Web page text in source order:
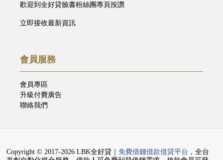
歡迎到全好貸臉書粉絲團專頁按讚
立即接收最新資訊
會員服務
會員專區
升級付費廣告
聯絡我們
Copyright © 2017-2026 LBK全好貸｜ 免費借錢借款借貸平台 ，全台